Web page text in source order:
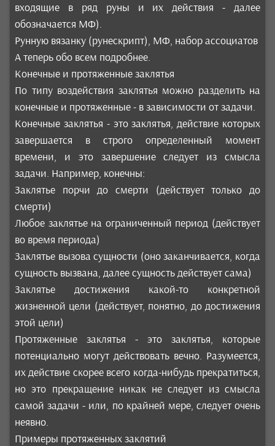
входящие в ряд руны и их действия - далее
обозначается МФ).
Рунную вязанку (рунескрипт), МФ, набор ассоциатов
А теперь обо всем подробнее.
Конечные и протяженные заклятья
По типу воздействия заклятья можно разделить на
конечные и протяженные - в зависимости от задачи.
Конечные заклятья - это заклятья, действие которых
завершается в строго определенный момент
времени, и это завершение следует из смысла
задачи. Например, конечны:
Заклятье порчи до смерти (действует только до
смерти)
Любое заклятье на ограниченный период (действует
во время периода)
Заклятье вызова сущности (оно заканчивается, когда
сущность вызвана, далее сущность действует сама)
Заклятье достижения какой-то конкретной
жизненной цели (действует, понятно, до достижения
этой цели)
Протяженные заклятья - это заклятья, которые
потенциально могут действовать вечно. Разумеется,
их действие скорее всего когда-нибудь прекратиться,
но это прекращение никак не следует из смысла
самой задачи - или, по крайней мере, следует очень
неявно.
Примеры протяженных заклятий